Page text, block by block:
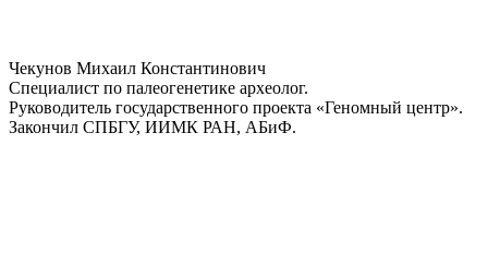
Чекунов Михаил Константинович
Специалист по палеогенетике археолог.
Руководитель государственного проекта «Геномный центр».
Закончил СПБГУ, ИИМК РАН, АБиФ.